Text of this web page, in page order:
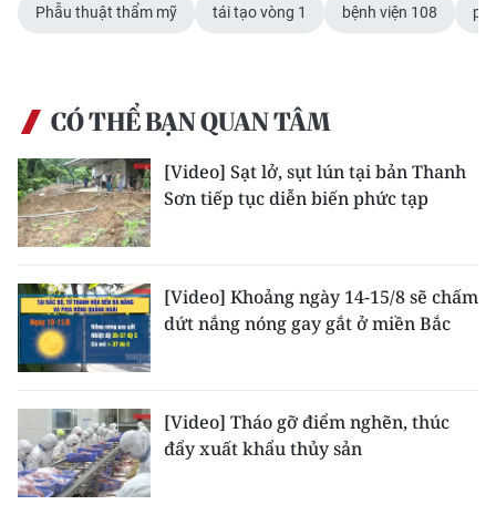
Phẫu thuật thẩm mỹ tái tạo vòng 1 bệnh viện 108
CÓ THỂ BẠN QUAN TÂM
[Video] Sạt lở, sụt lún tại bản Thanh
Sơn tiếp tục diễn biến phức tạp
[Video] Khoảng ngày 14-15/8 sẽ chấm
dứt nắng nóng gay gắt ở miền Bắc
[Video] Tháo gỡ điểm nghẽn, thúc
đẩy xuất khẩu thủy sản